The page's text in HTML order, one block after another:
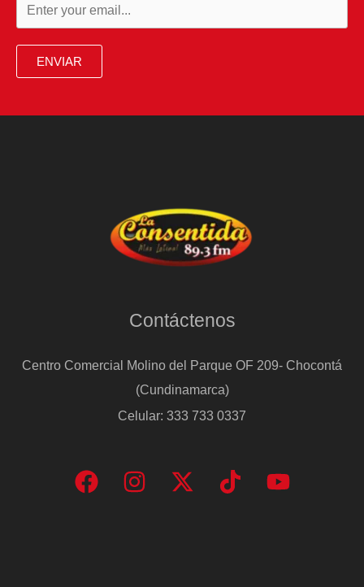
ENVIAR
Contáctenos
Centro Comercial Molino del Parque OF 209- Chocontá
(Cundinamarca)
Celular: 333 733 0337